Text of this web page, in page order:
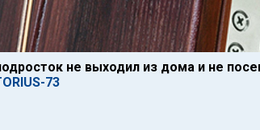
не выходил из дома и не
73